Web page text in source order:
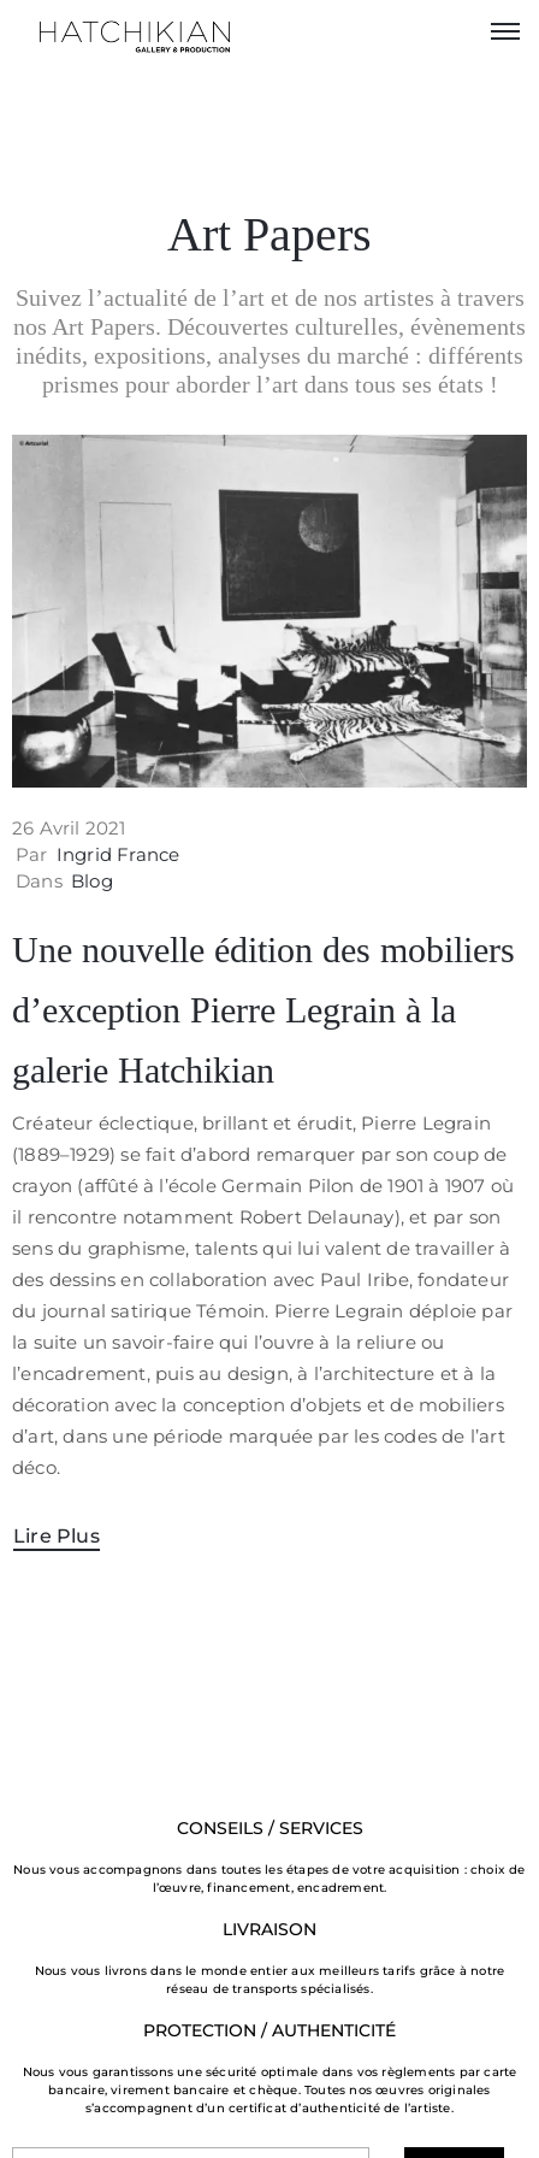
Visitez
notre
Art
Lire
Magazine
Politique
de
confidentialité
CGV
Art Papers
Suivez l’actualité de l’art et de nos artistes à travers
nos Art Papers. Découvertes culturelles, évènements
inédits, expositions, analyses du marché : différents
prismes pour aborder l’art dans tous ses états !
26 Avril 2021
Par Ingrid France
Dans Blog
Une nouvelle édition des mobiliers
d’exception Pierre Legrain à la
galerie Hatchikian
Créateur éclectique, brillant et érudit, Pierre Legrain
(1889–1929) se fait d’abord remarquer par son coup de
crayon (affûté à l’école Germain Pilon de 1901 à 1907 où
il rencontre notamment Robert Delaunay), et par son
sens du graphisme, talents qui lui valent de travailler à
des dessins en collaboration avec Paul Iribe, fondateur
du journal satirique Témoin. Pierre Legrain déploie par
la suite un savoir-faire qui l’ouvre à la reliure ou
l’encadrement, puis au design, à l’architecture et à la
décoration avec la conception d’objets et de mobiliers
d’art, dans une période marquée par les codes de l’art
déco.
Lire Plus
CONSEILS / SERVICES
Nous vous accompagnons dans toutes les étapes de votre acquisition : choix de
l’œuvre, financement, encadrement.
LIVRAISON
Nous vous livrons dans le monde entier aux meilleurs tarifs grâce à notre
réseau de transports spécialisés.
PROTECTION / AUTHENTICITÉ
Nous vous garantissons une sécurité optimale dans vos règlements par carte
bancaire, virement bancaire et chèque. Toutes nos œuvres originales
s’accompagnent d’un certificat d’authenticité de l’artiste.